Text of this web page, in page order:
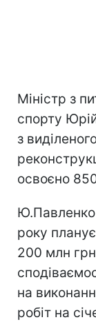
Міністр з
спорту
з
освоєно
року
200 млн
на
робіт на